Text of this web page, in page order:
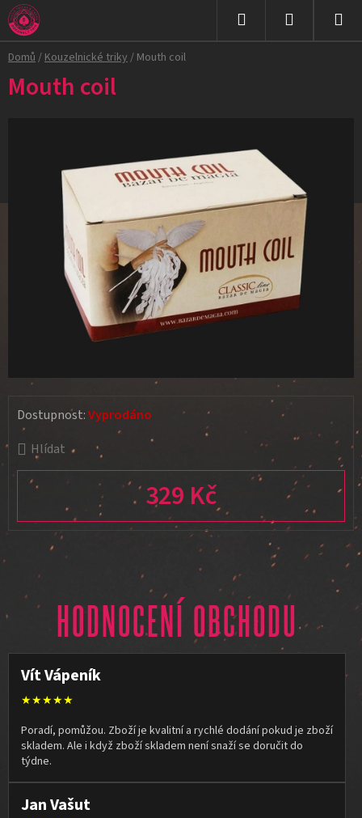
Přejít
na
obsah
Domů/Kouzelnické triky/ Mouth coil
Hlídat
329 Kč
Měrná cena:
Dostupnost:Vyprodáno
Mouth coil
HODNOCENÍ OBCHODU
Vít Vápeník
★★★★★
Poradí, pomůžou. Zboží je kvalitní a rychlé dodání pokud je zboží
skladem. Ale i když zboží skladem není snaží se doručit do
týdne.
Jan Vašut